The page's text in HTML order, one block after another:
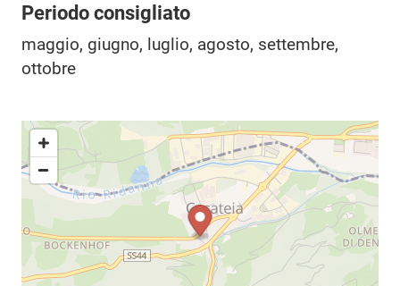
Periodo consigliato
maggio, giugno, luglio, agosto, settembre,
ottobre